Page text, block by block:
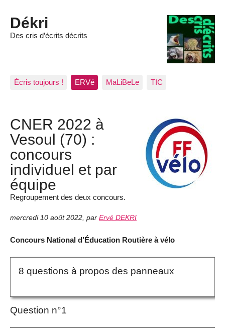
Dékri
Des cris d’écrits décrits
Écris toujours ! ERVé MaLiBeLe TIC
CNER 2022 à
Vesoul (70) :
concours
individuel et par
équipe
Regroupement des deux concours.
mercredi 10 août 2022, par Ervé DEKRI
Concours National d’Éducation Routière à vélo
8 questions à propos des panneaux
Question n°1